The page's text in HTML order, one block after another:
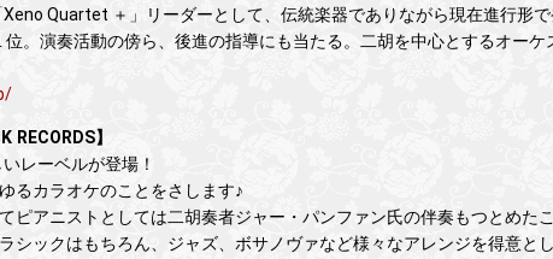
Quartet ＋」リーダーとして、伝統楽器でありながら現在進行形
。演奏活動の傍ら、後進の指導にも当たる。二胡を中心とするオー
RECORDS】
レーベルが登場！
るカラオケのことをさします♪
ピアニストとしては二胡奏者ジャー・パンファン氏の伴奏もつとめ
シックはもちろん、ジャズ、ボサノヴァなど様々なアレンジを得意